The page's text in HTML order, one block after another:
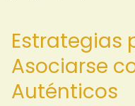
Estrategias
Asociarse
Auténticos